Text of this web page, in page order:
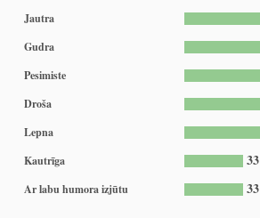
Jautra
Gudra
Pesimiste
Droša
Lepna
Kautrīga
Ar labu humora izjūtu